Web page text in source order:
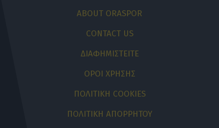
ABOUT ORASPOR
CONTACT US
ΔΙΑΦΗΜΙΣΤΕΙΤΕ
ΟΡΟΙ ΧΡΗΣΗΣ
ΠΟΛΙΤΙΚΗ COOKIES
ΠΟΛΙΤΙΚΗ ΑΠΟΡΡΗΤΟΥ